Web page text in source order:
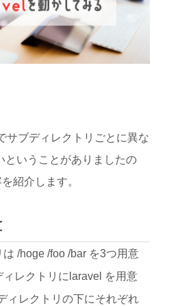
サブディレクトリごとに異な
ということがありましたの
紹介します。
/hoge /foo /bar を3つ用意
ィレクトリにlaravel を用意
ィレクトリの下にそれぞれ